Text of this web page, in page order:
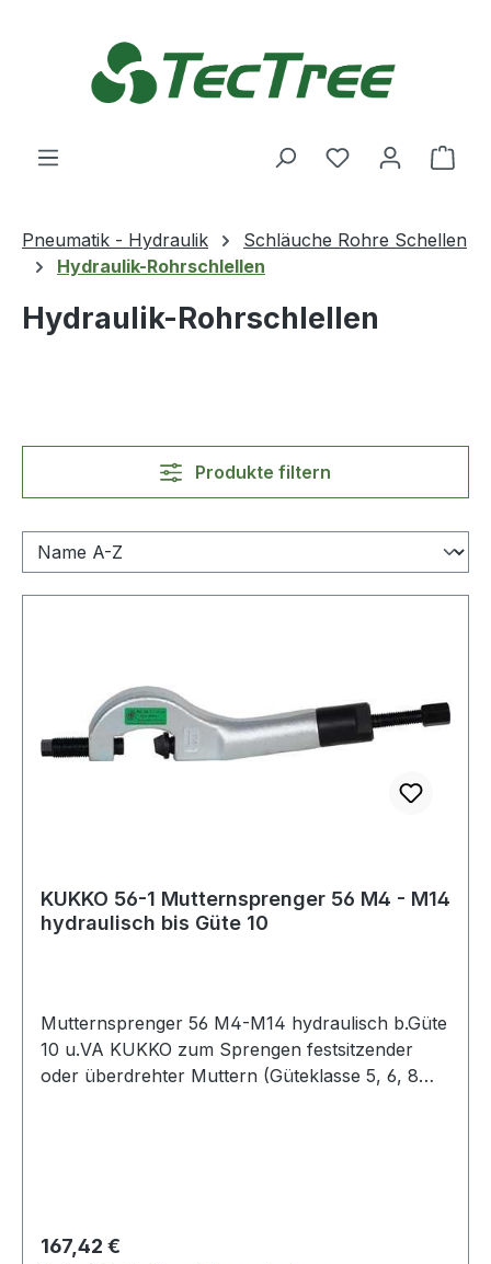
Du hast 0
Pneumatik - Hydraulik
Schläuche Rohre Schellen
Hydraulik-Rohrschlellen
Hydraulik-Rohrschlellen
Produkte filtern
KUKKO 56-1 Mutternsprenger 56 M4 - M14
hydraulisch bis Güte 10
Mutternsprenger 56 M4-M14 hydraulisch b.Güte
10 u.VA KUKKO zum Sprengen festsitzender
oder überdrehter Muttern (Güteklasse 5, 6, 8
Regulärer Preis:
167,42 €